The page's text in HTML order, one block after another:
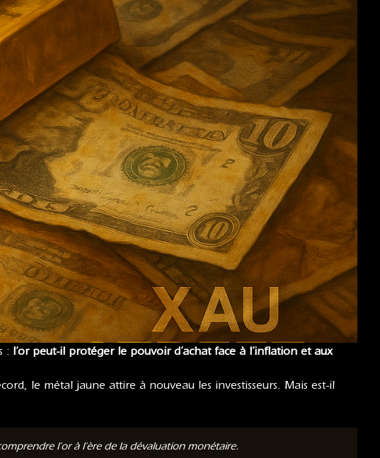
: l’or peut-il protéger le pouvoir d’achat face à l’inflation et aux
le métal jaune attire à nouveau les investisseurs. Mais est-il
l’or à l’ère de la dévaluation monétaire.